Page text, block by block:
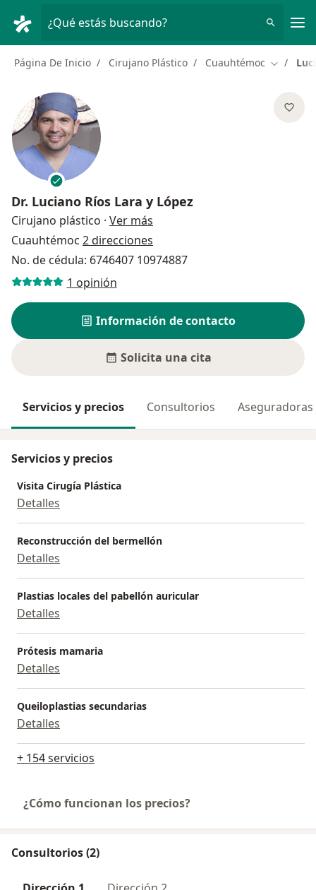
¿Qué estás buscando?
Página De Inicio Cirujano Plástico Cuauhtémoc Cambiar
Dr. Luciano Ríos Lara y López
Cirujano plástico · Ver más
Cuauhtémoc 2 direcciones
No. de cédula: 6746407 10974887
1 opinión
Información de contacto
Solicita una cita
Servicios y precios Consultorios Aseguradoras
Servicios y precios
Visita Cirugía Plástica
Detalles
Reconstrucción del bermellón
Detalles
Plastias locales del pabellón auricular
Detalles
Prótesis mamaria
Detalles
Queiloplastias secundarias
Detalles
+ 154 servicios
¿Cómo funcionan los precios?
Consultorios (2)